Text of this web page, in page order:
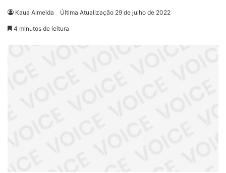
Kaua Almeida Última Atualização 29 de julho de 2022
4 minutos de leitura